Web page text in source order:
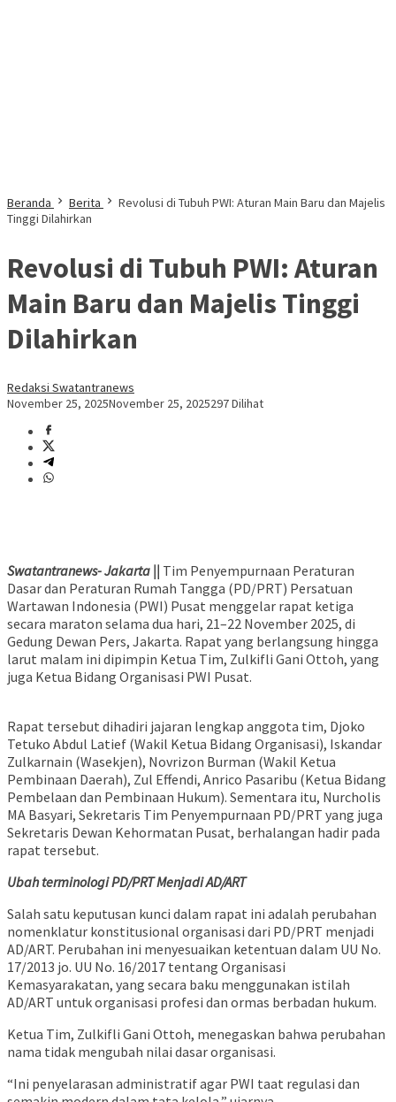
Beranda Berita
Revolusi di Tubuh PWI: Aturan Main Baru dan Majelis
Tinggi Dilahirkan
Revolusi di Tubuh PWI: Aturan
Main Baru dan Majelis Tinggi
Dilahirkan
Redaksi Swatantranews
November 25, 2025November 25, 2025297 Dilihat
Swatantranews- Jakarta || Tim Penyempurnaan Peraturan
Dasar dan Peraturan Rumah Tangga (PD/PRT) Persatuan
Wartawan Indonesia (PWI) Pusat menggelar rapat ketiga
secara maraton selama dua hari, 21–22 November 2025, di
Gedung Dewan Pers, Jakarta. Rapat yang berlangsung hingga
larut malam ini dipimpin Ketua Tim, Zulkifli Gani Ottoh, yang
juga Ketua Bidang Organisasi PWI Pusat.
Rapat tersebut dihadiri jajaran lengkap anggota tim, Djoko
Tetuko Abdul Latief (Wakil Ketua Bidang Organisasi), Iskandar
Zulkarnain (Wasekjen), Novrizon Burman (Wakil Ketua
Pembinaan Daerah), Zul Effendi, Anrico Pasaribu (Ketua Bidang
Pembelaan dan Pembinaan Hukum). Sementara itu, Nurcholis
MA Basyari, Sekretaris Tim Penyempurnaan PD/PRT yang juga
Sekretaris Dewan Kehormatan Pusat, berhalangan hadir pada
rapat tersebut.
Ubah terminologi PD/PRT Menjadi AD/ART
Salah satu keputusan kunci dalam rapat ini adalah perubahan
nomenklatur konstitusional organisasi dari PD/PRT menjadi
AD/ART. Perubahan ini menyesuaikan ketentuan dalam UU No.
17/2013 jo. UU No. 16/2017 tentang Organisasi
Kemasyarakatan, yang secara baku menggunakan istilah
AD/ART untuk organisasi profesi dan ormas berbadan hukum.
Ketua Tim, Zulkifli Gani Ottoh, menegaskan bahwa perubahan
nama tidak mengubah nilai dasar organisasi.
“Ini penyelarasan administratif agar PWI taat regulasi dan